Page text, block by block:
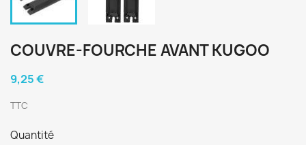
COUVRE-FOURCHE AVANT KUGOO
9,25 €
TTC
Quantité